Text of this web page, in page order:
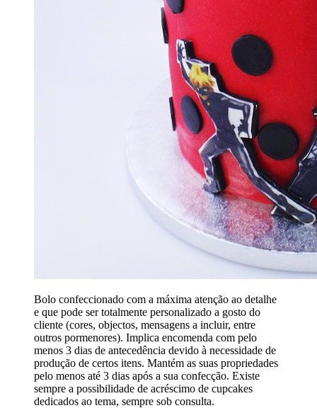
Bolo confeccionado com a máxima atenção ao detalhe
e que pode ser totalmente personalizado a gosto do
cliente (cores, objectos, mensagens a incluir, entre
outros pormenores). Implica encomenda com pelo
menos 3 dias de antecedência devido à necessidade de
produção de certos itens. Mantém as suas propriedades
pelo menos até 3 dias após a sua confecção. Existe
sempre a possibilidade de acréscimo de cupcakes
dedicados ao tema, sempre sob consulta.